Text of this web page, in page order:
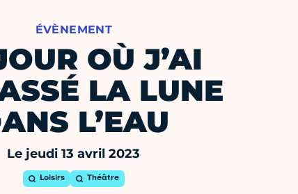
ÉVÈNEMENT
OÙ J’AI
LA LUNE
L’EAU
Le jeudi 13 avril 2023
Loisirs Théâtre